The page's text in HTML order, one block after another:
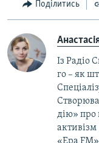
Поділитись
Із Радіо
го – як
дію» про